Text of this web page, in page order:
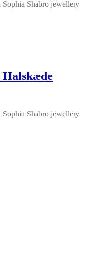
Shabro jewellery
Halskæde
Shabro jewellery